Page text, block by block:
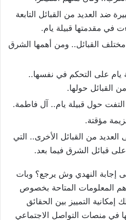
ضد العديد من القبائل التابعة
في مقدمتها قبيلة يام.
فرد من مختلف القبائل.. ومن أهمها الشرق
يام على التحكم في نفسها..
القبائل حولها.
التفت حول قبيلة يام.. آل فاطمة.
مؤقتة.
العديد من القبائل الأخرى.. التي
قبائل الشرق فيما بعد.
إجابة النهدي وش يرجع؟ وبات
المعلومات المتاحة بخصوص
التمييز بين الحقائق
في منصات التواصل الاجتماعي